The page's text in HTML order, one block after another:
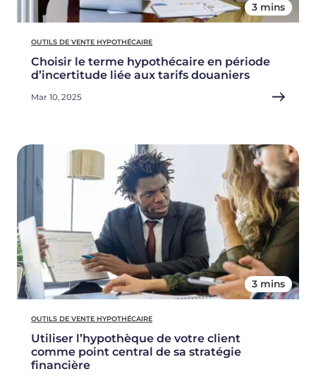
3 mins
OUTILS DE VENTE HYPOTHÉCAIRE
Choisir le terme hypothécaire en période
d’incertitude liée aux tarifs douaniers
Mar 10, 2025
3 mins
OUTILS DE VENTE HYPOTHÉCAIRE
Utiliser l’hypothèque de votre client
comme point central de sa stratégie
financière